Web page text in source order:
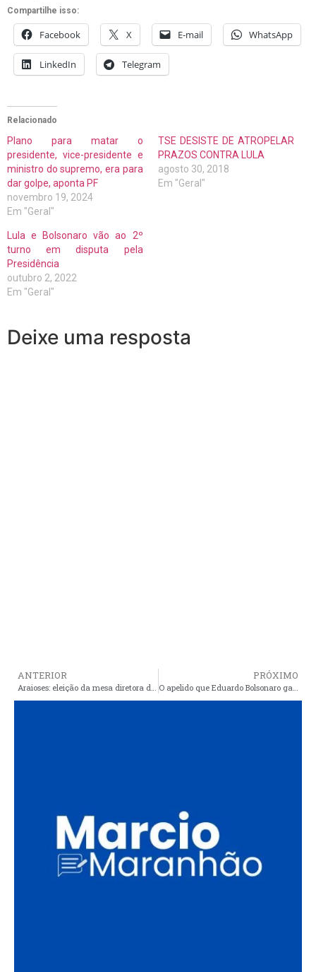
Compartilhe isso:
Facebook X E-mail WhatsApp
LinkedIn Telegram
Relacionado
Plano para matar o
presidente, vice-presidente e
ministro do supremo, era para
dar golpe, aponta PF
novembro 19, 2024
Em "Geral"
TSE DESISTE DE ATROPELAR
PRAZOS CONTRA LULA
agosto 30, 2018
Em "Geral"
Lula e Bolsonaro vão ao 2º
turno em disputa pela
Presidência
outubro 2, 2022
Em "Geral"
Deixe uma resposta
ANTERIOR PRÓXIMO